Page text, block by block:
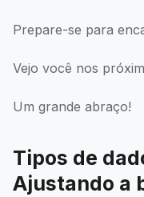
Prepare-se para
Vejo você nos
Um grande abraço!
Tipos de
Ajustando a